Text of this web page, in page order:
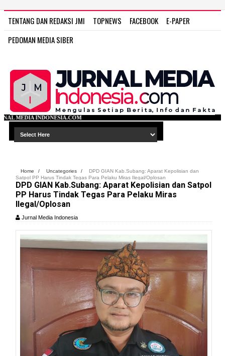
TENTANG DAN REDAKSI JMI TOPNEWS FACEBOOK
E-PAPER
PEDOMAN MEDIA SIBER
Home / Uncategories /
DPD GIAN Kab.Subang: Aparat Kepolisian dan
Satpol PP Harus Tindak Tegas Para Pelaku Miras Ilegal/Oplosan
DPD GIAN Kab.Subang: Aparat Kepolisian dan Satpol
PP Harus Tindak Tegas Para Pelaku Miras
Ilegal/Oplosan
Jurnal Media Indonesia